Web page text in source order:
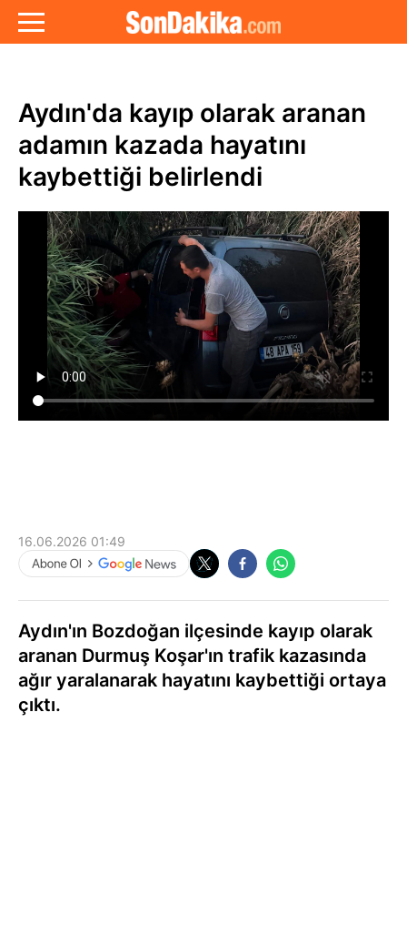
Aydın'da kayıp olarak aranan
adamın kazada hayatını
kaybettiği belirlendi
16.06.2026 01:49
Aydın'ın Bozdoğan ilçesinde kayıp olarak
aranan Durmuş Koşar'ın trafik kazasında
ağır yaralanarak hayatını kaybettiği ortaya
çıktı.